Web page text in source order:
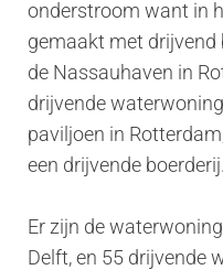
onderstroom want in
gemaakt met drijvend
de Nassauhaven in
drijvende
paviljoen in
een drijvende boerderij.
Er zijn de
Delft, en 55 drijvende